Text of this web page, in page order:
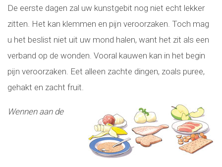
De eerste dagen zal uw kunstgebit nog niet echt lekker
zitten. Het kan klemmen en pijn veroorzaken. Toch mag
u het beslist niet uit uw mond halen, want het zit als een
verband op de wonden. Vooral kauwen kan in het begin
pijn veroorzaken. Eet alleen zachte dingen, zoals puree,
gehakt en zacht fruit.
Wennen aan de